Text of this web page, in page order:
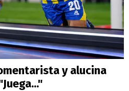
y alucina